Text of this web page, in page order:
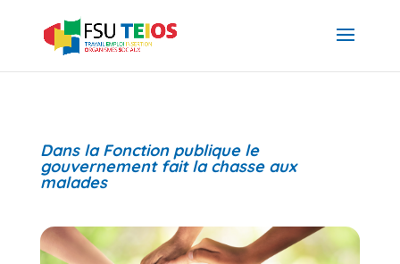
Dans la Fonction publique le
gouvernement fait la chasse aux
malades